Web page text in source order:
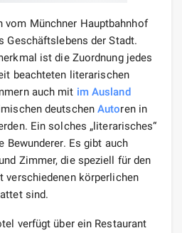
vom Münchner Hauptbahnhof
Geschäftslebens der Stadt.
ist die Zuordnung jedes
beachteten literarischen
auch mit im Ausland
deutschenAutoren in
Ein solches „literarisches“
Bewunderer. Es gibt auch
Zimmer, die speziell für den
verschiedenen körperlichen
sind.
verfügt über ein Restaurant